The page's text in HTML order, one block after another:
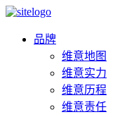
品牌
维意地图
维意实力
维意历程
维意责任